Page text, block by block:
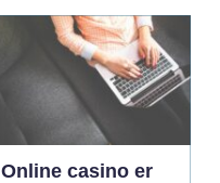
Online casino er